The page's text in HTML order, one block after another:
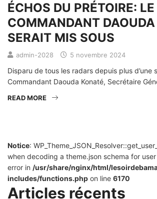
ÉCHOS DU PRÉTOIRE: LE
COMMANDANT
SERAIT MIS SOUS
admin-2028 5 novembre 2024
Disparu de tous les radars depuis plus d’une
Commandant Daouda Konaté, Secrétaire
READ MORE
Notice:
when decoding a theme.json schema for
error in /usr/share/nginx/html/
includes/functions.php on line 6170
Articles récents